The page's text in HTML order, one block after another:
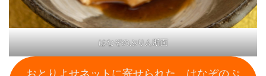
はなぞのぷりん断面